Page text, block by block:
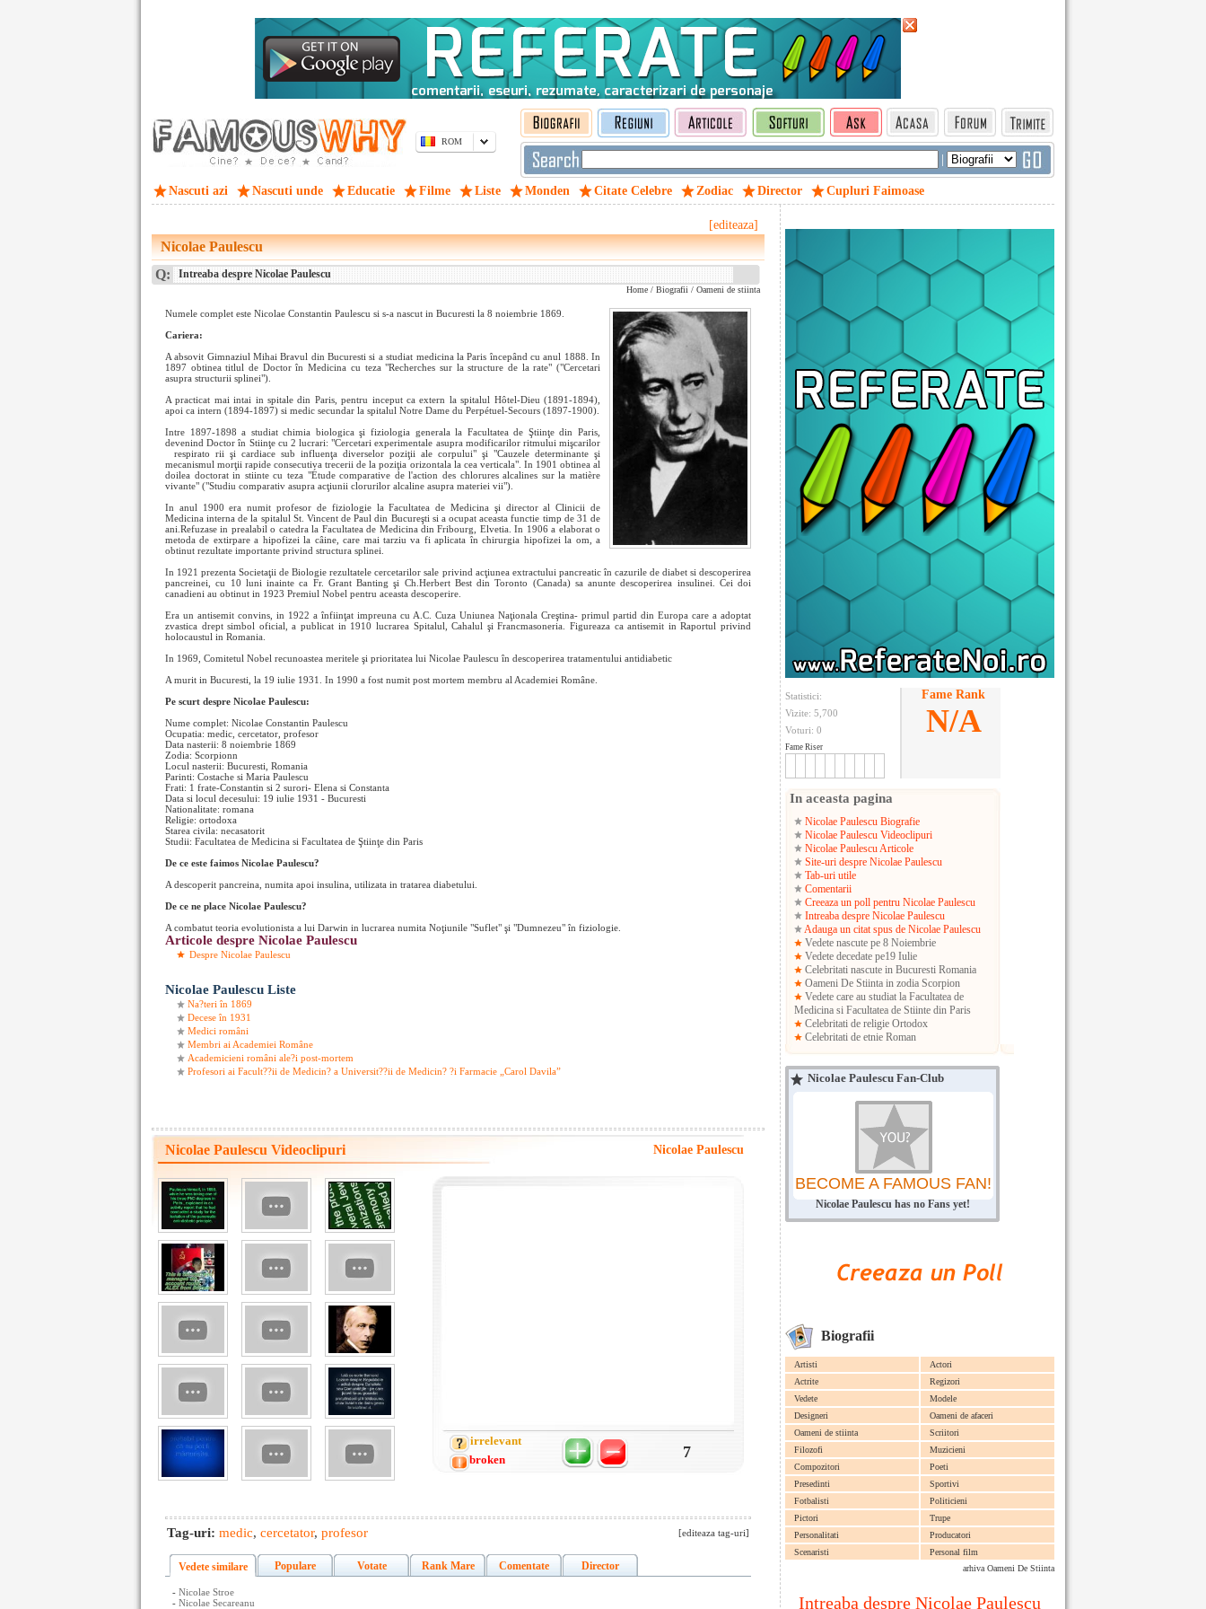
ROM
|
Nascuti azi Nascuti unde Educatie Filme Liste Monden Citate Celebre Zodiac Director Cupluri Faimoase
Statistici:
Vizite: 5,700
Voturi: 0
Fame Riser
Fame Rank
N/A
In aceasta pagina
Nicolae Paulescu Biografie
Nicolae Paulescu Videoclipuri
Nicolae Paulescu Articole
Site-uri despre Nicolae Paulescu
Tab-uri utile
Comentarii
Creeaza un poll pentru Nicolae Paulescu
Intreaba despre Nicolae Paulescu
Adauga un citat spus de Nicolae Paulescu
Vedete nascute pe 8 Noiembrie
Vedete decedate pe19 Iulie
Celebritati nascute in Bucuresti Romania
Oameni De Stiinta in zodia Scorpion
Vedete care au studiat la Facultatea de
Medicina si Facultatea de Stiinte din Paris
Celebritati de religie Ortodox
Celebritati de etnie Roman
Nicolae Paulescu Fan-Club
BECOME A FAMOUS FAN!
Nicolae Paulescu has no Fans yet!
Biografii
Artisti
Actori
Actrite
Regizori
Vedete
Modele
Designeri
Oameni de afaceri
Oameni de stiinta
Scriitori
Filozofi
Muzicieni
Compozitori
Poeti
Presedinti
Sportivi
Fotbalisti
Politicieni
Pictori
Trupe
Personalitati
Producatori
Scenaristi
Personal film
arhiva Oameni De Stiinta
Intreaba despre Nicolae Paulescu
[editeaza]
Nicolae Paulescu
Q: Intreaba despre Nicolae Paulescu
Home / Biografii / Oameni de stiinta
Numele complet este Nicolae Constantin Paulescu si s-a nascut in Bucuresti la 8 noiembrie 1869.
Cariera:
A absovit Gimnaziul Mihai Bravul din Bucuresti si a studiat medicina la Paris începând cu anul 1888. In
1897 obtinea titlul de Doctor în Medicina cu teza "Recherches sur la structure de la rate" ("Cercetari
asupra structurii splinei").
A practicat mai intai in spitale din Paris, pentru inceput ca extern la spitalul Hôtel-Dieu (1891-1894),
apoi ca intern (1894-1897) si medic secundar la spitalul Notre Dame du Perpétuel-Secours (1897-1900).
Intre 1897-1898 a studiat chimia biologica şi fiziologia generala la Facultatea de Ştiinţe din Paris,
devenind Doctor în Stiinţe cu 2 lucrari: "Cercetari experimentale asupra modificarilor ritmului mişcarilor
respirato rii şi cardiace sub influenţa diverselor poziţii ale corpului" şi "Cauzele determinante şi
mecanismul morţii rapide consecutiva trecerii de la poziţia orizontala la cea verticala". In 1901 obtinea al
doilea doctorat in stiinte cu teza "Étude comparative de l'action des chlorures alcalines sur la matière
vivante" ("Studiu comparativ asupra acţiunii clorurilor alcaline asupra materiei vii").
In anul 1900 era numit profesor de fiziologie la Facultatea de Medicina şi director al Clinicii de
Medicina interna de la spitalul St. Vincent de Paul din Bucureşti si a ocupat aceasta functie timp de 31 de
ani.Refuzase in prealabil o catedra la Facultatea de Medicina din Fribourg, Elvetia. In 1906 a elaborat o
metoda de extirpare a hipofizei la câine, care mai tarziu va fi aplicata în chirurgia hipofizei la om, a
obtinut rezultate importante privind structura splinei.
In 1921 prezenta Societaţii de Biologie rezultatele cercetarilor sale privind acţiunea extractului pancreatic în cazurile de diabet si descoperirea
pancreinei, cu 10 luni inainte ca Fr. Grant Banting şi Ch.Herbert Best din Toronto (Canada) sa anunte descoperirea insulinei. Cei doi
canadieni au obtinut in 1923 Premiul Nobel pentru aceasta descoperire.
Era un antisemit convins, in 1922 a înfiinţat impreuna cu A.C. Cuza Uniunea Naţionala Creştina- primul partid din Europa care a adoptat
zvastica drept simbol oficial, a publicat in 1910 lucrarea Spitalul, Cahalul şi Francmasoneria. Figureaza ca antisemit in Raportul privind
holocaustul in Romania.
In 1969, Comitetul Nobel recunoastea meritele şi prioritatea lui Nicolae Paulescu în descoperirea tratamentului antidiabetic
A murit in Bucuresti, la 19 iulie 1931. In 1990 a fost numit post mortem membru al Academiei Române.
Pe scurt despre Nicolae Paulescu:
Nume complet: Nicolae Constantin Paulescu
Ocupatia: medic, cercetator, profesor
Data nasterii: 8 noiembrie 1869
Zodia: Scorpionn
Locul nasterii: Bucuresti, Romania
Parinti: Costache si Maria Paulescu
Frati: 1 frate-Constantin si 2 surori- Elena si Constanta
Data si locul decesului: 19 iulie 1931 - Bucuresti
Nationalitate: romana
Religie: ortodoxa
Starea civila: necasatorit
Studii: Facultatea de Medicina si Facultatea de Ştiinţe din Paris
De ce este faimos Nicolae Paulescu?
A descoperit pancreina, numita apoi insulina, utilizata in tratarea diabetului.
De ce ne place Nicolae Paulescu?
A combatut teoria evolutionista a lui Darwin in lucrarea numita Noţiunile "Suflet" şi "Dumnezeu" în fiziologie.
Articole despre Nicolae Paulescu
Despre Nicolae Paulescu
Nicolae Paulescu Liste
Na?teri în 1869
Decese în 1931
Medici români
Membri ai Academiei Române
Academicieni români ale?i post-mortem
Profesori ai Facult??ii de Medicin? a Universit??ii de Medicin? ?i Farmacie „Carol Davila”
Nicolae Paulescu Videoclipuri Nicolae Paulescu
irrelevant
7
broken
Tag-uri: medic, cercetator, profesor [editeaza tag-uri]
Vedete similare Populare Votate Rank Mare Comentate Director
- Nicolae Stroe
- Nicolae Secareanu